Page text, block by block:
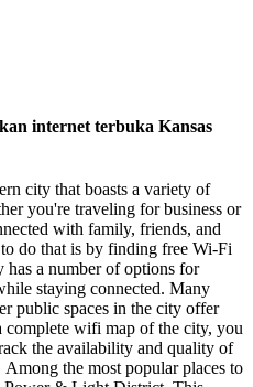
internet terbuka Kansas
city that boasts a variety of
you're traveling for business or
with family, friends, and
do that is by finding free Wi-Fi
a number of options for
staying connected. Many
public spaces in the city offer
wifi map of the city, you
the availability and quality of
the most popular places to